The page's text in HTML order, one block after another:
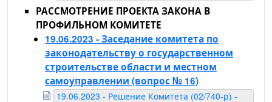
РАССМОТРЕНИЕ ПРОЕКТА ЗАКОНА В
ПРОФИЛЬНОМ КОМИТЕТЕ
19.06.2023 - Заседание комитета по
законодательству о государственном
строительстве области и местном
самоуправлении (вопрос № 16)
19.06.2023 - Решение Комитета (02/740-р) -